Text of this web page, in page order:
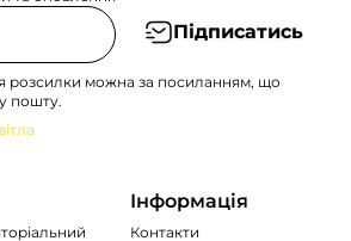
Підписатись
розсилки можна за посиланням, що
пошту.
Інформація
Контакти